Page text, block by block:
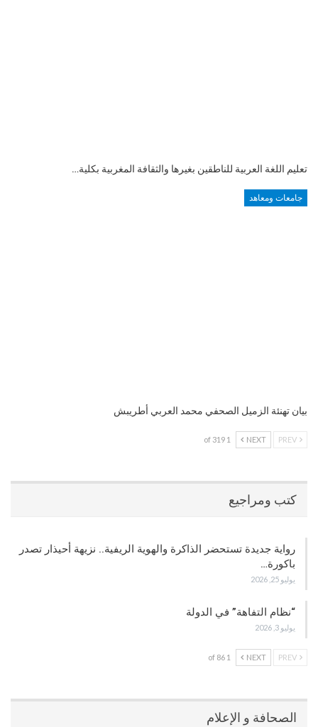
تعليم اللغة العربية للناطقين بغيرها والثقافة المغربية بكلية…
جامعات ومعاهد
بيان تهنئة الزميل الصحفي محمد العربي أطريبش
NEXT
1 of 319
كتب ومراجيع
رواية جديدة تستحضر الذاكرة والهوية الريفية.. نزيهة أحيذار تصدر
باكورة…
يوليو 25, 2026
“نظام التفاهة” في الدولة
يوليو 3, 2026
NEXT
1 of 86
الصحافة و الإعلام